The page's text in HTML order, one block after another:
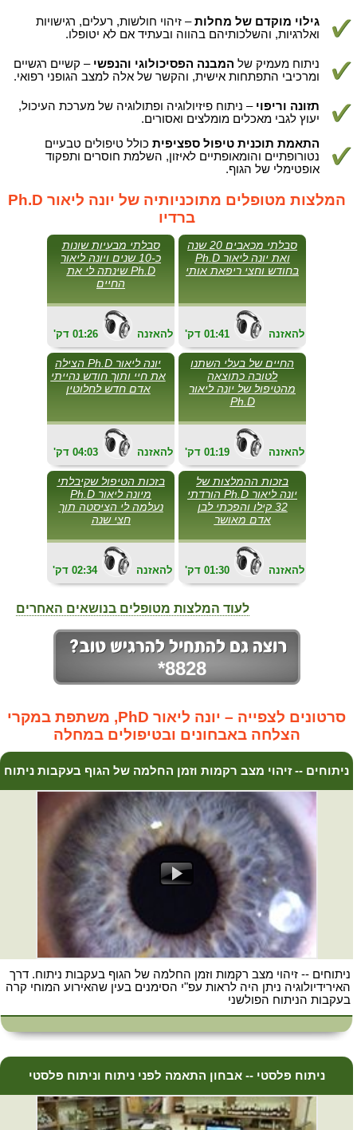
גילוי מוקדם של מחלות– זיהוי חולשות, רעלים, רגישויות
ואלרגיות, והשלכותיהם בהווה ובעתיד אם לא יטופלו.
ניתוח מעמיק של המבנה הפסיכולוגי והנפשי – קשיים רגשיים
ומרכיבי התפתחות אישית, והקשר של אלה למצב הגופני רפואי.
תזונה וריפוי – ניתוח פיזיולוגיה ופתולוגיה של מערכת העיכול,
יעוץ לגבי מאכלים מומלצים ואסורים.
התאמת תוכנית טיפול ספציפית כולל טיפולים טבעיים
נטורופתיים והומאופתיים לאיזון, השלמת חוסרים ותפקוד
אופטימלי של הגוף.
המלצות מטופלים מתוכניותיה של יונה ליאור Ph.D
ברדיו
סבלתי מבעיות שונות
כ-10 שנים ויונה ליאור
Ph.D שינתה לי את
החיים
'דק 01:26 להאזנה
סבלתי מכאבים 20 שנה
ואת יונה ליאור Ph.D
בחודש וחצי ריפאת אותי
'דק 01:41 להאזנה
יונה ליאור Ph.D הצילה
את חיי ותוך חודש נהייתי
אדם חדש לחלוטין
'דק 04:03 להאזנה
החיים של בעלי השתנו
לטובה כתוצאה
מהטיפול של יונה ליאור
Ph.D
'דק 01:19 להאזנה
בזכות הטיפול שקיבלתי
מיונה ליאור Ph.D
נעלמה לי הציסטה תוך
חצי שנה
02:34 להאזנה
בזכות ההמלצות של
יונה ליאור Ph.D הורדתי
32 קילו והפכתי לבן
אדם מאושר
'דק 01:30 להאזנה
לעוד המלצות מטופלים בנושאים האחרים
*8828
סרטונים לצפייה – יונה ליאור PhD, משתפת במקרי
הצלחה באבחונים ובטיפולים במחלה
ניתוחים -- זיהוי מצב רקמות וזמן החלמה של הגוף בעקבות ניתוח
ניתוחים -- זיהוי מצב רקמות וזמן החלמה של הגוף בעקבות ניתוח. דרך
האירידיולוגיה ניתן היה לראות עפ"י הסימנים בעין שהאירוע המוחי קרה
בעקבות הניתוח הפולשני
ניתוח פלסטי -- אבחון התאמה לפני ניתוח וניתוח פלסטי